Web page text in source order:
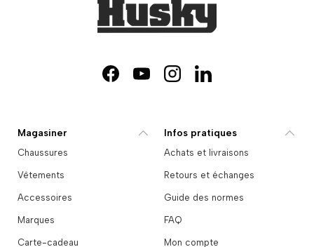
FacebookYouTubeInstagramLinkedIn
Magasiner
Chaussures
Vêtements
Accessoires
Marques
Carte-cadeau
Infos pratiques
Achats et livraisons
Retours et échanges
Guide des normes
FAQ
Mon compte